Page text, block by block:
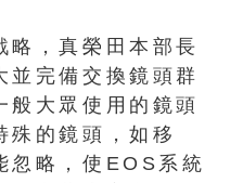
略，真榮田本部長
並完備交換鏡頭群
般大眾使用的鏡頭
殊的鏡頭，如移
忽略，使EOS系統